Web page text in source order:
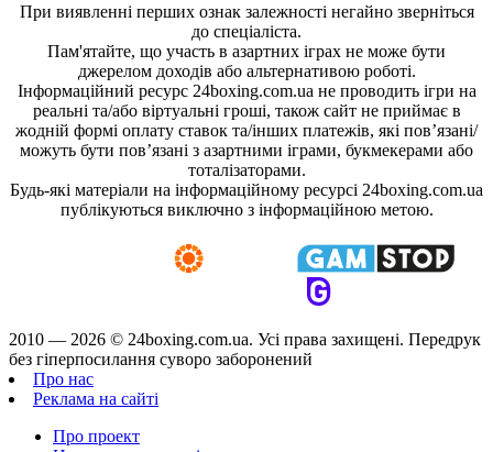
При виявленні перших ознак залежності негайно зверніться
до спеціаліста.
Пам'ятайте, що участь в азартних іграх не може бути
джерелом доходів або альтернативою роботі.
Інформаційний ресурс 24boxing.com.ua не проводить ігри на
реальні та/або віртуальні гроші, також сайт не приймає в
жодній формі оплату ставок та/інших платежів, які пов’язані/
можуть бути пов’язані з азартними іграми, букмекерами або
тоталізаторами.
Будь-які матеріали на інформаційному ресурсі 24boxing.com.ua
публікуються виключно з інформаційною метою.
2010 — 2026 © 24boxing.com.ua. Усi права захищенi. Передрук
без гіперпосилання суворо заборонений
Про нас
Реклама на сайті
Про проект